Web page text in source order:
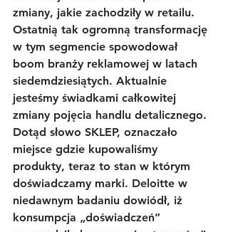
zmiany, jakie zachodziły w retailu.
Ostatnią tak ogromną transformację
w tym segmencie spowodował
boom branży reklamowej w latach
siedemdziesiątych. Aktualnie
jesteśmy świadkami całkowitej
zmiany pojęcia handlu detalicznego.
Dotąd słowo SKLEP, oznaczało
miejsce gdzie kupowaliśmy
produkty, teraz to stan w którym
doświadczamy marki. Deloitte w
niedawnym badaniu dowiódł, iż
konsumpcja „doświadczeń”